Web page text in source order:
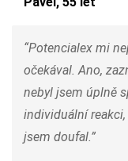
“Potencialex mi
očekával. Ano,
nebyl jsem úplně
individuální
jsem doufal.”